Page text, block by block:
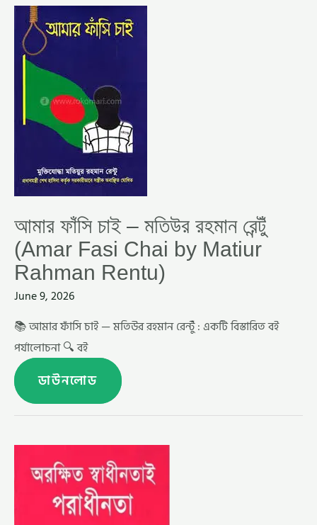
আমার ফাঁসি চাই – মতিউর রহমান রেন্টুঁ
(Amar Fasi Chai by Matiur
Rahman Rentu)
June 9, 2026
📚 আমার ফাঁসি চাই — মতিউর রহমান রেন্টুঁ : একটি বিস্তারিত বই
পর্যালোচনা 🔍 বই
আমার
ফাঁসি
চাই
–
মতিউর
রহমান
(AMAR
FASI
CHAI
BY
MATIUR
RAHMAN
RENTU)
ডাউনলোড
অরক্ষিত
স্বাধীনতাই
পরাধীনতা
-মেজর
জলিল
(OROKKITO